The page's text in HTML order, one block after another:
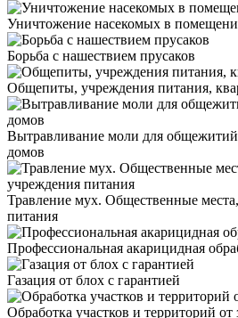
Уничтожение насекомых в
Борьба с нашествием прусаков
Общепиты, учреждения питания,
Вытравливание моли для
домов
Травление мух. Общественные
питания
Профессиональная акарицидная
Газация от блох с гарантией
Обработка участков и территорий от